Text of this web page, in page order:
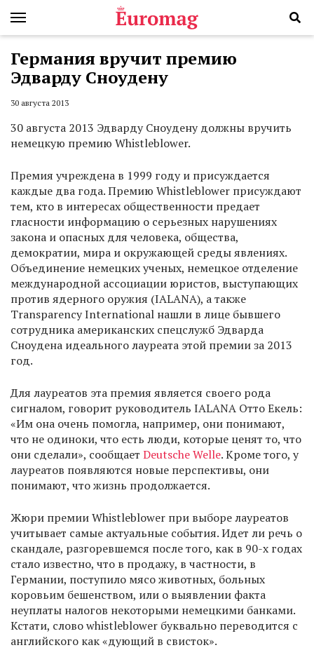
Германия вручит премию
Эдварду Сноудену
30 августа 2013
30 августа 2013 Эдварду Сноудену должны вручить
немецкую премию Whistleblower.
Премия учреждена в 1999 году и присуждается
каждые два года. Премию Whistleblower присуждают
тем, кто в интересах общественности предает
гласности информацию о серьезных нарушениях
закона и опасных для человека, общества,
демократии, мира и окружающей среды явлениях.
Объединение немецких ученых, немецкое отделение
международной ассоциации юристов, выступающих
против ядерного оружия (IALANA), а также
Transparency International нашли в лице бывшего
сотрудника американских спецслужб Эдварда
Сноудена идеального лауреата этой премии за 2013
год.
Для лауреатов эта премия является своего рода
сигналом, говорит руководитель IALANA Отто Екель:
«Им она очень помогла, например, они понимают,
что не одиноки, что есть люди, которые ценят то, что
они сделали», сообщает Deutsche Welle. Кроме того, у
лауреатов появляются новые перспективы, они
понимают, что жизнь продолжается.
Жюри премии Whistleblower при выборе лауреатов
учитывает самые актуальные события. Идет ли речь о
скандале, разгоревшемся после того, как в 90-х годах
стало известно, что в продажу, в частности, в
Германии, поступило мясо животных, больных
коровьим бешенством, или о выявлении факта
неуплаты налогов некоторыми немецкими банками.
Кстати, слово whistleblower буквально переводится с
английского как «дующий в свисток».